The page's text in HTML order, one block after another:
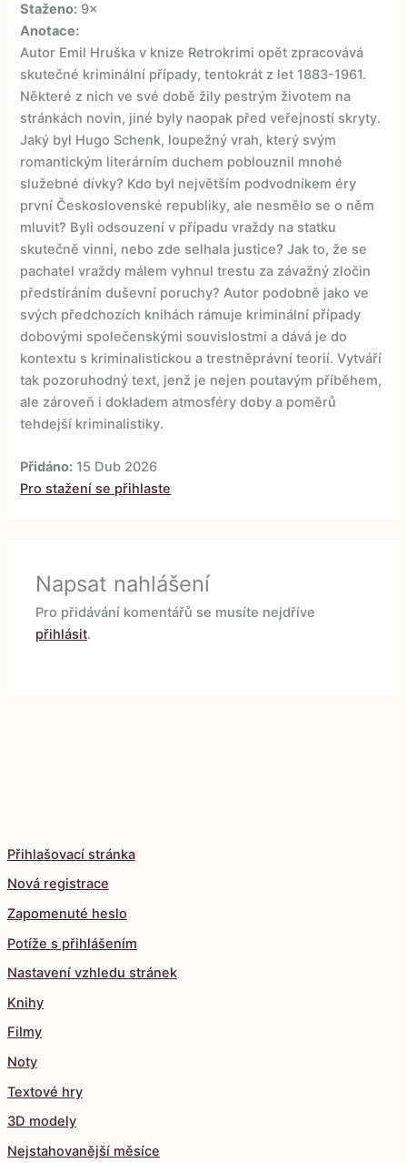
Přihlašovací stránka
Nová registrace
Zapomenuté heslo
Potíže s přihlášením
Nastavení vzhledu stránek
Knihy
Filmy
Noty
Textové hry
3D modely
Nejstahovanější měsíce
Staženo: 9×
Anotace:
Autor Emil Hruška v knize Retrokrimi opět zpracovává
skutečné kriminální případy, tentokrát z let 1883-1961.
Některé z nich ve své době žily pestrým životem na
stránkách novin, jiné byly naopak před veřejností skryty.
Jaký byl Hugo Schenk, loupežný vrah, který svým
romantickým literárním duchem poblouznil mnohé
služebné dívky? Kdo byl největším podvodníkem éry
první Československé republiky, ale nesmělo se o něm
mluvit? Byli odsouzení v případu vraždy na statku
skutečně vinni, nebo zde selhala justice? Jak to, že se
pachatel vraždy málem vyhnul trestu za závažný zločin
předstíráním duševní poruchy? Autor podobně jako ve
svých předchozích knihách rámuje kriminální případy
dobovými společenskými souvislostmi a dává je do
kontextu s kriminalistickou a trestněprávní teorií. Vytváří
tak pozoruhodný text, jenž je nejen poutavým příběhem,
ale zároveň i dokladem atmosféry doby a poměrů
tehdejší kriminalistiky.
Přidáno: 15 Dub 2026
Pro stažení se přihlaste
Napsat nahlášení
Pro přidávání komentářů se musíte nejdříve
přihlásit.